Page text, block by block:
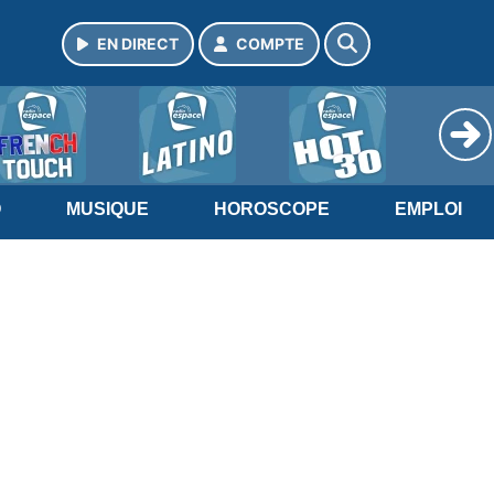
EN DIRECT COMPTE
MUSIQUE HOROSCOPE EMPLOI